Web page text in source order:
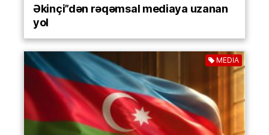
Əkinçi”dən rəqəmsal mediaya uzanan
yol
MEDİA